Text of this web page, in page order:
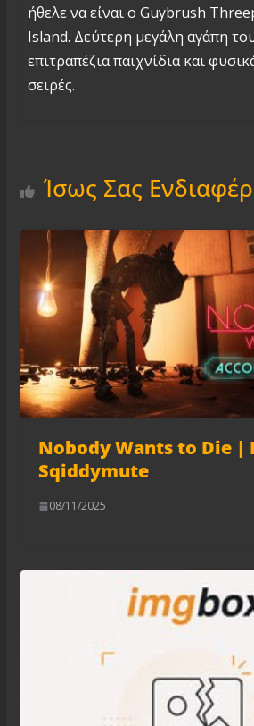
ήθελε να είναι ο Guybrush
Island. Δεύτερη μεγάλη αγάπη
επιτραπέζια παιχνίδια και
σειρές.
Ίσως Σας
Nobody Wants to Die |
Sqiddymute
08/11/2025